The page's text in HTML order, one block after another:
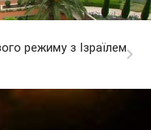
режиму з Ізраїлем